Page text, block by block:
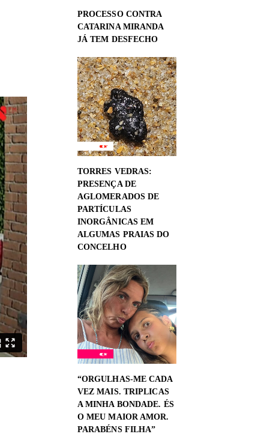
PROCESSO CONTRA
CATARINA MIRANDA
JÁ TEM DESFECHO
TORRES VEDRAS:
PRESENÇA DE
AGLOMERADOS DE
PARTÍCULAS
INORGÂNICAS EM
ALGUMAS PRAIAS DO
CONCELHO
“ORGULHAS-ME CADA
VEZ MAIS. TRIPLICAS
A MINHA BONDADE. ÉS
O MEU MAIOR AMOR.
PARABÉNS FILHA”